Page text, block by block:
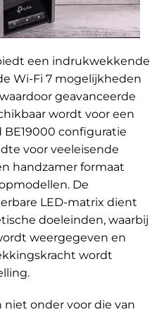
een indrukwekkende
Wi-Fi 7 mogelijkheden
geavanceerde
wordt voor een
configuratie
voor veeleisende
handzamer formaat
De
LED-matrix dient
doeleinden, waarbij
weergegeven en
wordt
onder voor die van